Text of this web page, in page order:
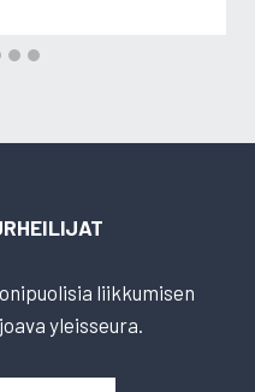
liikkumisen
yleisseura.